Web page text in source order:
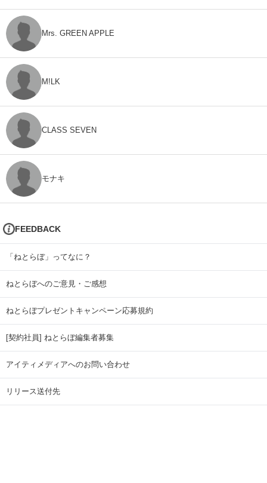
Mrs. GREEN APPLE
M!LK
CLASS SEVEN
モナキ
FEEDBACK
「ねとらぼ」ってなに？
ねとらぼへのご意見・ご感想
ねとらぼプレゼントキャンペーン応募規約
[契約社員] ねとらぼ編集者募集
アイティメディアへのお問い合わせ
リリース送付先